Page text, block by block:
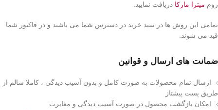
روم میترا مارکا دریافت نمایید.
تمامی این روش ها در سبد خرید در دسترس شما می باشند و در فاکتور شما
قید می شوند.
ضمانت های ارسال و قوانین
ارسال تمام محصولات به صورت کامل و بدون آسیب دیدگی ، کاملا سالم از
طریق پست پیشتاز
امکان بازگشت محصول در صورت آسیب دیدگی و مغایرت